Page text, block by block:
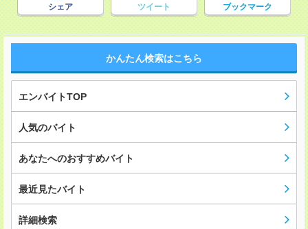
シェア ツイート ブックマーク
かんたん検索はこちら
エンバイトTOP
人気のバイト
あなたへのおすすめバイト
最近見たバイト
詳細検索